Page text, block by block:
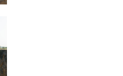
ambiental: estrategias de